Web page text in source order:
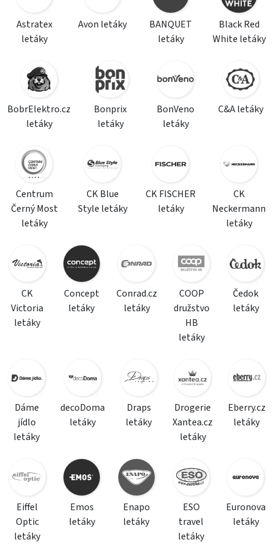
Astratex
letáky
Avon letáky
BANQUET
letáky
Black Red
White letáky
BobrElektro.cz
letáky
Bonprix
letáky
BonVeno
letáky
C&A letáky
Centrum
Černý Most
letáky
CK Blue
Style letáky
CK FISCHER
letáky
CK
Neckermann
letáky
CK
Victoria
letáky
Concept
letáky
Conrad.cz
letáky
COOP
družstvo
HB
letáky
Čedok
letáky
Dáme
jídlo
letáky
decoDoma
letáky
Draps
letáky
Drogerie
Xantea.cz
letáky
Eberry.cz
letáky
Eiffel
Optic
letáky
Emos
letáky
Enapo
letáky
ESO
travel
letáky
Euronova
letáky